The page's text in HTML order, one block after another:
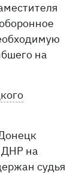
на
ДНР на
судья